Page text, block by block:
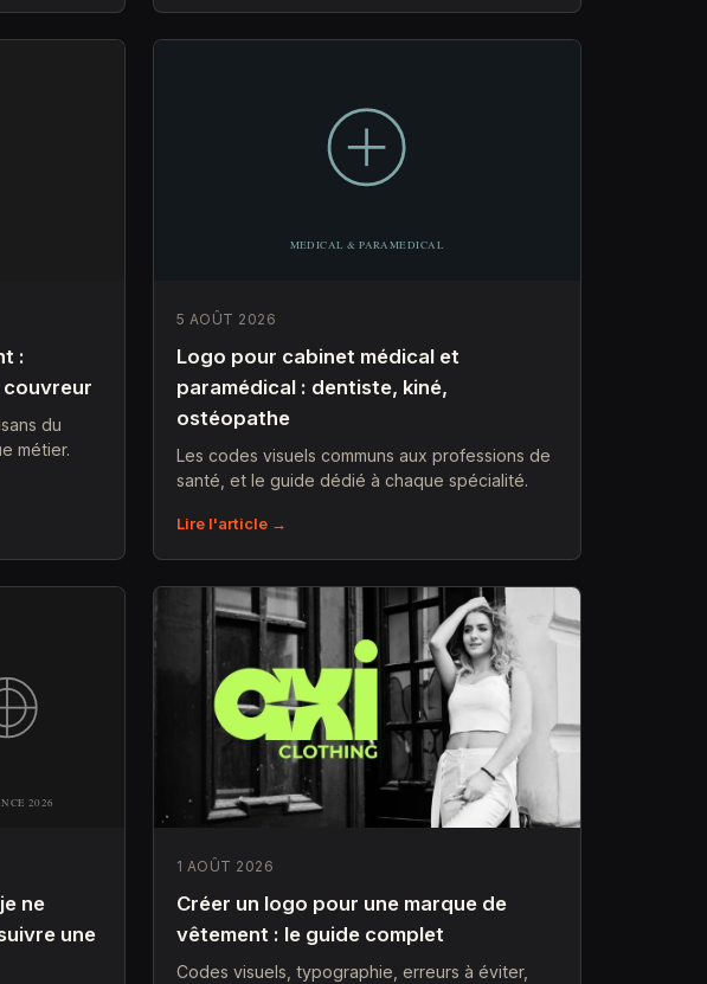
:
couvreur
du
métier.
5 AOÛT 2026
Logo pour cabinet médical et
paramédical : dentiste, kiné,
ostéopathe
Les codes visuels communs aux professions de
santé, et le guide dédié à chaque spécialité.
Lire l'article →
ne
une
1 AOÛT 2026
Créer un logo pour une marque de
vêtement : le guide complet
Codes visuels, typographie, erreurs à éviter,